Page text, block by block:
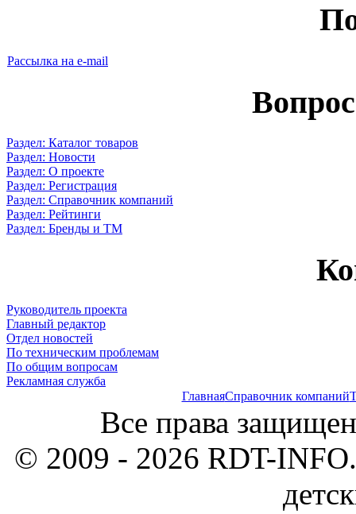
Рассылка на e-mail
Раздел: Каталог товаров
Раздел: Новости
Раздел: О проекте
Раздел: Регистрация
Раздел: Справочник компаний
Раздел: Рейтинги
Раздел: Бренды и ТМ
Руководитель проекта
Главный редактор
Отдел новостей
По техническим проблемам
По общим вопросам
Рекламная служба
ГлавнаяСправочник компаний
Все права
© 2009 - 2026 RDT-